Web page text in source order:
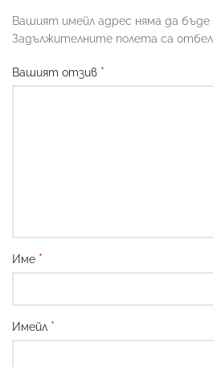
Вашият имейл адрес няма да бъде
Задължителните полета са
Вашият отзив *
Име *
Имейл *